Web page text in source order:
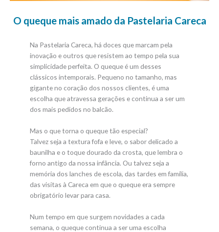
O queque mais amado da Pastelaria Careca
Na Pastelaria Careca, há doces que marcam pela
inovação e outros que resistem ao tempo pela sua
simplicidade perfeita. O queque é um desses
clássicos intemporais. Pequeno no tamanho, mas
gigante no coração dos nossos clientes, é uma
escolha que atravessa gerações e continua a ser um
dos mais pedidos no balcão.
Mas o que torna o queque tão especial?
Talvez seja a textura fofa e leve, o sabor delicado a
baunilha e o toque dourado da crosta, que lembra o
forno antigo da nossa infância. Ou talvez seja a
memória dos lanches de escola, das tardes em família,
das visitas à Careca em que o queque era sempre
obrigatório levar para casa.
Num tempo em que surgem novidades a cada
semana, o queque continua a ser uma escolha